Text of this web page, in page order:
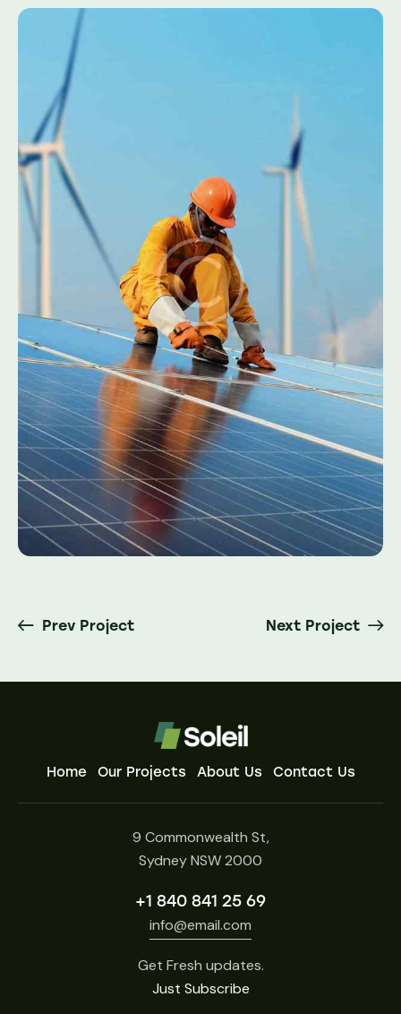
Prev Project Next Project
Home Our Projects About Us Contact Us
9 Commonwealth St,
Sydney NSW 2000
+1 840 841 25 69
info@email.com
Get Fresh updates.
Just Subscribe